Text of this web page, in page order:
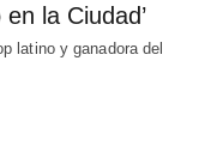
la Ciudad’
latino y ganadora del